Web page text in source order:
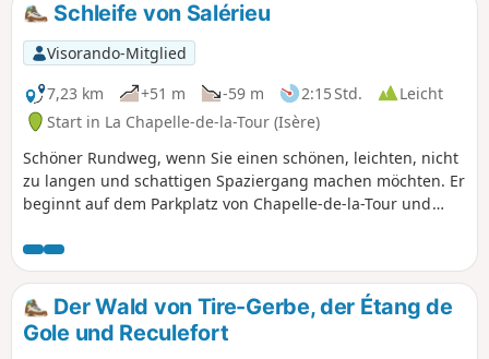
Schleife von Salérieu
Visorando-Mitglied
7,23 km
+51 m -59 m 2:15 Std.
Leicht
Start in La Chapelle-de-la-Tour (Isère)
Schöner Rundweg, wenn Sie einen schönen, leichten, nicht
zu langen und schattigen Spaziergang machen möchten. Er
beginnt auf dem Parkplatz von Chapelle-de-la-Tour und
Sie Ponys, Pferde, Rinder usw. beobachten. Wir waren im
Mai dort. Wir empfehlen Ihnen, morgens zu gehen, damit
Sie Schatten haben und die Temperaturen im Sommer
milder sind.
Der Wald von Tire-Gerbe, der Étang de
Gole und Reculefort